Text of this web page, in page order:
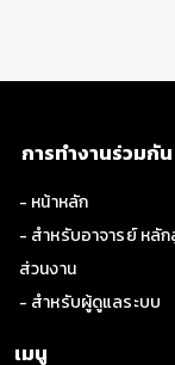
การทำงานร่วมกัน
- หน้าหลัก
- สำหรับอาจารย์ หลั
ส่วนงาน
- สำหรับผู้ดูแลระบบ
เมนู